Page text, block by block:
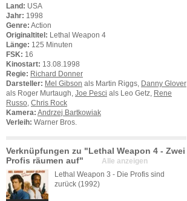
Land: USA
Jahr: 1998
Genre: Action
Originaltitel:
Lethal Weapon 4
Länge: 125 Minuten
FSK: 16
Kinostart: 13.08.1998
Regie: Richard Donner
Darsteller: Mel Gibson als Martin Riggs,
Danny Glover
als Roger Murtaugh, Joe Pesci als Leo Getz,
Rene
Russo Chris Rock
Kamera: Andrzej Bartkowiak
Verleih: Warner Bros.
Verknüpfungen zu "Lethal Weapon 4 - Zwei
Profis räumen auf"
Alle anzeigen
Lethal Weapon 3 - Die Profis sind
zurück (1992)